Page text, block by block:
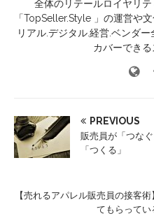
全体のリテールロイヤリ
「TopSeller.Style 」の運営や
リアル.デジタル.経営.ベンダ
カバーできる
PREVIOUS
販売員が「つな
「つくる」
【売れるアパレル販売員の接客
てもらってい